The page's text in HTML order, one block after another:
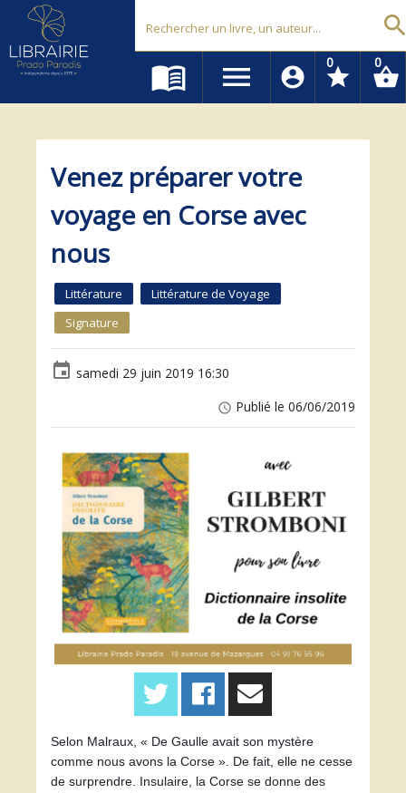
Librairie Prado Paradis - Marseille
menu_book menu account_circle star
0
shopping_basket
0
Venez préparer votre
voyage en Corse avec
nous
Littérature
Littérature de Voyage
Signature
event samedi 29 juin 2019 16:30
access_time Publié le 06/06/2019
Selon Malraux, « De Gaulle avait son mystère
comme nous avons la Corse ». De fait, elle ne cesse
de surprendre. Insulaire, la Corse se donne des